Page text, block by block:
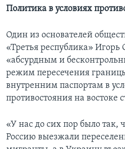
Политика в условиях
Один из основателей
«Третья республика» Игорь
«абсурдным и
режим пересечения
внутренним паспортам в
противостояния на востоке
«У нас до сих пор было так,
Россию выезжали